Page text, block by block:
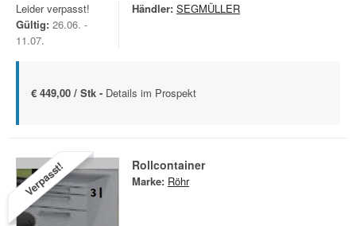
Leider verpasst!
Gültig: 26.06. -
11.07.
Händler: SEGMÜLLER
€ 449,00 / Stk - Details im Prospekt
Verpasst! Rollcontainer
Marke: Röhr